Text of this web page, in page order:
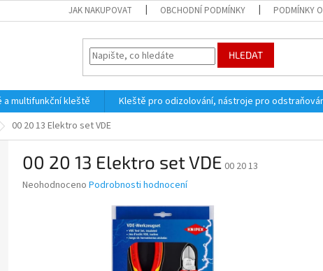
JAK NAKUPOVAT OBCHODNÍ PODMÍNKY PODMÍNKY
HLEDAT
a multifunkční kleště Kleště pro odizolování, nástroje pro
00 20 13 Elektro set VDE
00 20 13 Elektro set VDE 00 20 13
Průměrné
Neohodnoceno Podrobnosti hodnocení